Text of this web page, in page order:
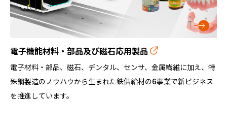
電子機能材料・部品及び磁石応用製品
電子材料・部品、磁石、デンタル、センサ、金属繊維に加え、特
殊鋼製造のノウハウから生まれた鉄供給材の6事業で新ビジネス
を推進しています。